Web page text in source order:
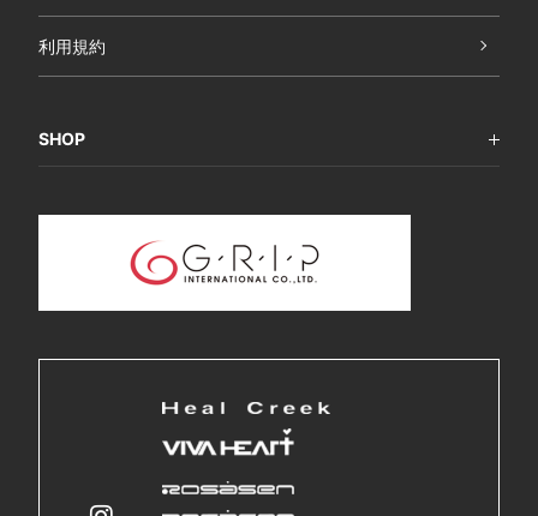
利用規約
SHOP